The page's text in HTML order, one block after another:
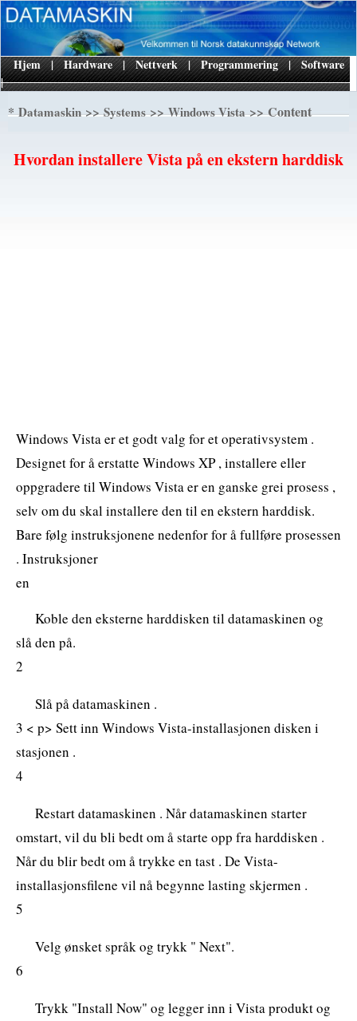
|
Hjem | Hardware | Nettverk | Programmering | Software
*Datamaskin>>Systems>>Windows Vista>> Content
Hvordan installere Vista på en ekstern harddisk
Windows Vista er et godt valg for et operativsystem .
Designet for å erstatte Windows XP , installere eller
oppgradere til Windows Vista er en ganske grei prosess ,
selv om du skal installere den til en ekstern harddisk.
Bare følg instruksjonene nedenfor for å fullføre prosessen
. Instruksjoner
en
Koble den eksterne harddisken til datamaskinen og
slå den på.
2
Slå på datamaskinen .
3 < p> Sett inn Windows Vista-installasjonen disken i
stasjonen .
4
Restart datamaskinen . Når datamaskinen starter
omstart, vil du bli bedt om å starte opp fra harddisken .
Når du blir bedt om å trykke en tast . De Vista-
installasjonsfilene vil nå begynne lasting skjermen .
5
Velg ønsket språk og trykk " Next".
6
Trykk "Install Now" og legger inn i Vista produkt og